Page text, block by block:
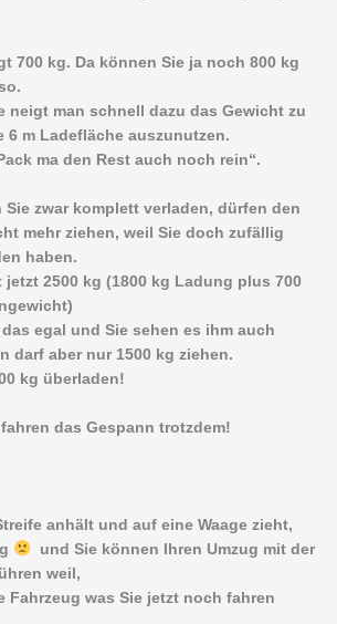
700 kg. Da können Sie ja noch 800 kg
neigt man schnell dazu das Gewicht zu
6 m Ladefläche auszunutzen.
ma den Rest auch noch rein“.
Sie zwar komplett verladen, dürfen den
mehr ziehen, weil Sie doch zufällig
haben.
jetzt 2500 kg (1800 kg Ladung plus 700
egal und Sie sehen es ihm auch
darf aber nur 1500 kg ziehen.
kg überladen!
das Gespann trotzdem!
anhält und auf eine Waage zieht,
und Sie können Ihren Umzug mit der
weil,
Fahrzeug was Sie jetzt noch fahren